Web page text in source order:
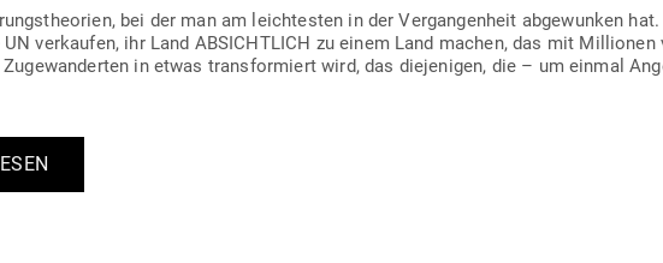
bei der man am leich­testen in der Ver­gan­genheit abge­wunken
ver­kaufen, ihr Land ABSICHTLICH zu einem Land machen, das mit
in etwas trans­for­miert wird, das die­je­nigen, die – um einmal